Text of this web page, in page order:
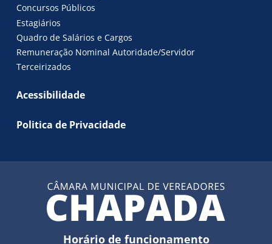
Concursos Públicos
Estagiários
Quadro de Salários e Cargos
Remuneração Nominal Autoridade/Servidor
Terceirizados
Acessibilidade
Politica de Privacidade
Horário de funcionamento